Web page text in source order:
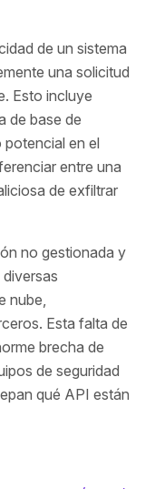
de un sistema
una solicitud
Esto incluye
de base de
en el
entre una
de exfiltrar
no gestionada y
nube,
Esta falta de
brecha de
de seguridad
qué API están